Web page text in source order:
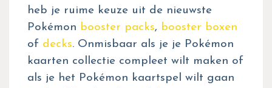
heb je ruime keuze uit de nieuwste
Pokémon booster packs, booster boxen
of decks. Onmisbaar als je je Pokémon
kaarten collectie compleet wilt maken of
als je het Pokémon kaartspel wilt gaan